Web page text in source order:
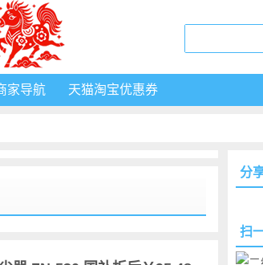
家导航 天猫淘宝优惠券
分
扫